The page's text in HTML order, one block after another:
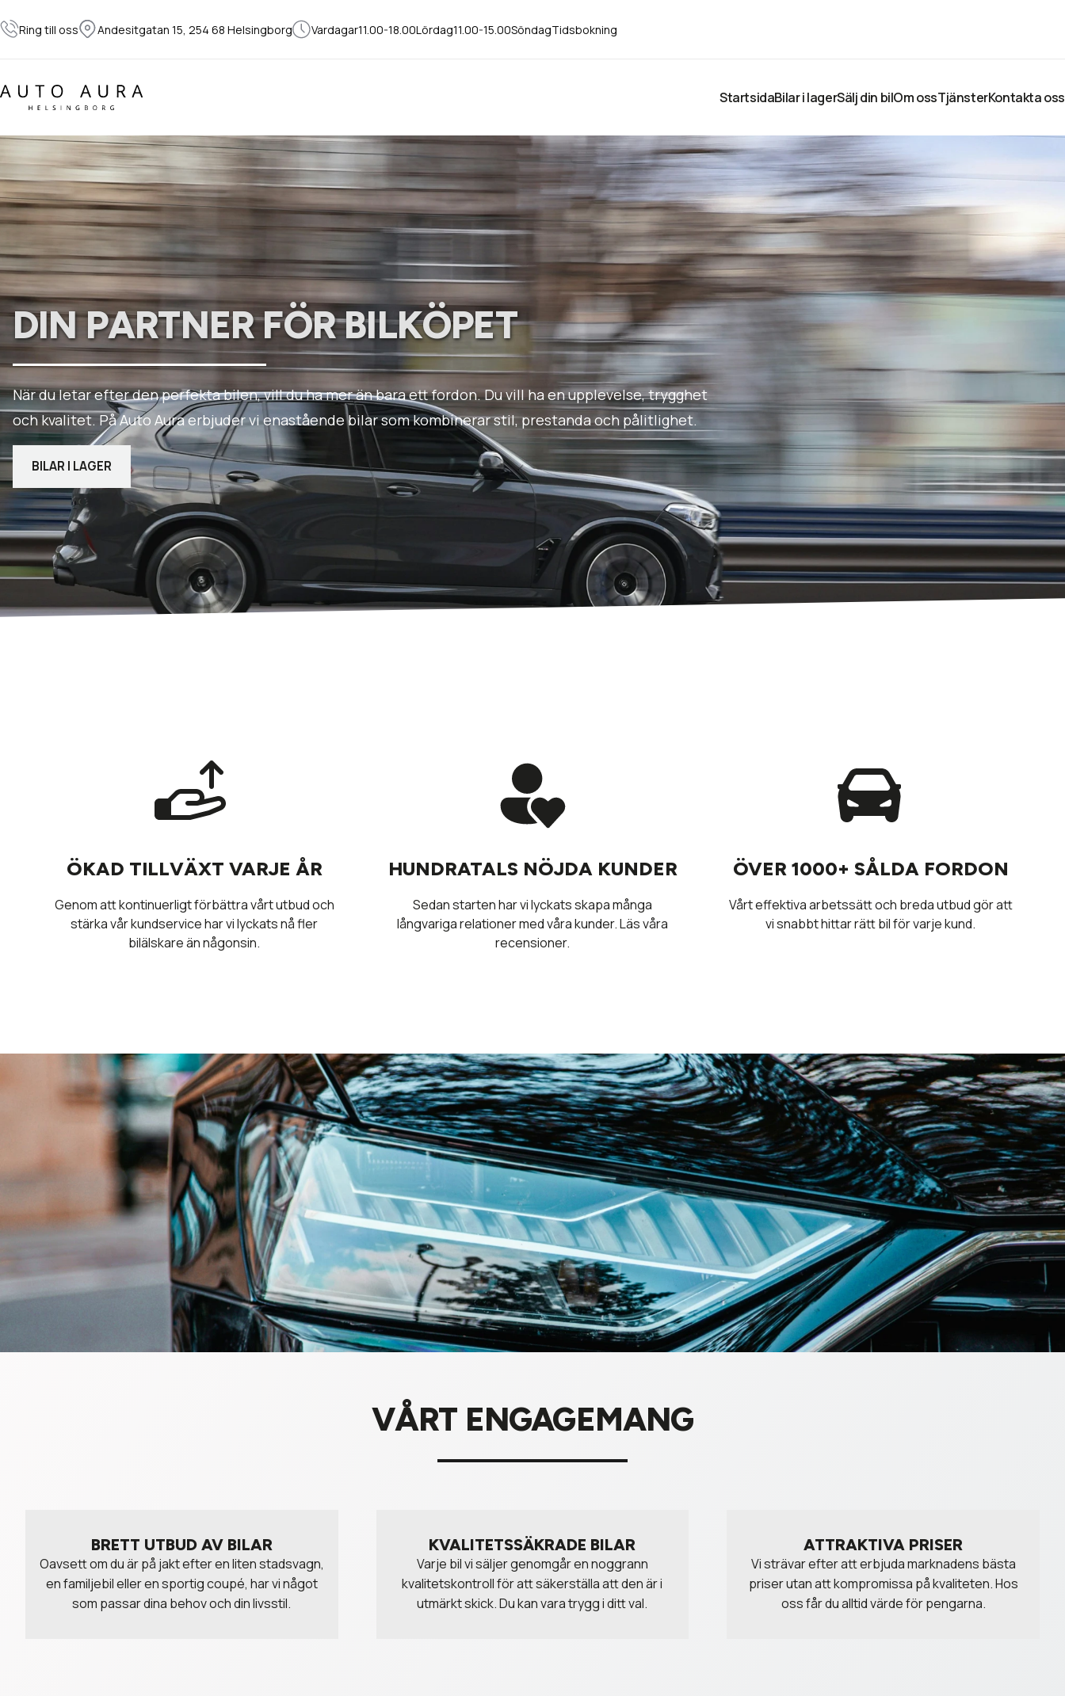
Ring till oss Andesitgatan 15, 254 68 Helsingborg Vardagar11.00-18.00Lördag11.00-15.00SöndagTidsbokning
StartsidaBilar i lagerSälj din bilOm ossTjänsterKontakta oss
DIN PARTNER FÖR BILKÖPET
När du letar efter den perfekta bilen, vill du ha mer än bara ett fordon. Du vill ha en upplevelse, trygghet
och kvalitet. På Auto Aura erbjuder vi enastående bilar som kombinerar stil, prestanda och pålitlighet.
BILAR I LAGER
ÖKAD TILLVÄXT VARJE ÅR
Genom att kontinuerligt förbättra vårt utbud och
stärka vår kundservice har vi lyckats nå fler
bilälskare än någonsin.
HUNDRATALS NÖJDA KUNDER
Sedan starten har vi lyckats skapa många
långvariga relationer med våra kunder. Läs våra
recensioner.
ÖVER 1000+ SÅLDA FORDON
Vårt effektiva arbetssätt och breda utbud gör att
vi snabbt hittar rätt bil för varje kund.
VÅRT ENGAGEMANG
BRETT UTBUD AV BILAR
Oavsett om du är på jakt efter en liten stadsvagn,
en familjebil eller en sportig coupé, har vi något
som passar dina behov och din livsstil.
KVALITETSSÄKRADE BILAR
Varje bil vi säljer genomgår en noggrann
kvalitetskontroll för att säkerställa att den är i
utmärkt skick. Du kan vara trygg i ditt val.
ATTRAKTIVA PRISER
Vi strävar efter att erbjuda marknadens bästa
priser utan att kompromissa på kvaliteten. Hos
oss får du alltid värde för pengarna.